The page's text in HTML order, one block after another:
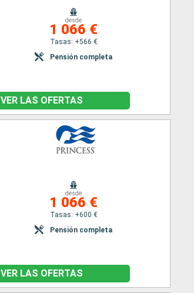
desde
1 066 €
Tasas: +566 €
Pensión completa
VER LAS OFERTAS
desde
1 066 €
Tasas: +600 €
Pensión completa
VER LAS OFERTAS